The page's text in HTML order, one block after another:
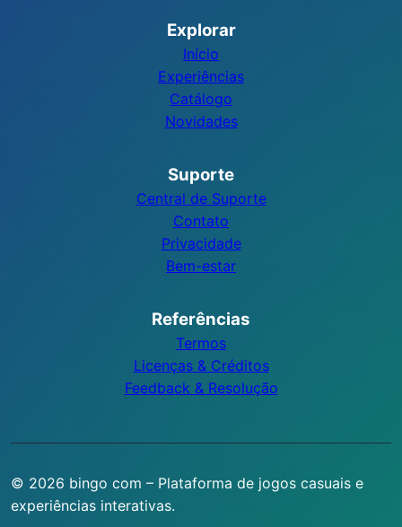
Explorar
Início
Experiências
Catálogo
Novidades
Suporte
Central de Suporte
Contato
Privacidade
Bem-estar
Referências
Termos
Licenças & Créditos
Feedback & Resolução
© 2026 bingo com – Plataforma de jogos casuais e
experiências interativas.